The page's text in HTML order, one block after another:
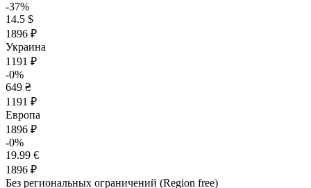
-37%
14.5 $
1896 ₽
Украина
1191 ₽
-0%
649 ₴
1191 ₽
Европа
1896 ₽
-0%
19.99 €
1896 ₽
Без региональных ограничений (Region free)